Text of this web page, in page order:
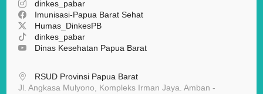
dinkes_pabar
Imunisasi-Papua Barat Sehat
Humas_DinkesPB
dinkes_pabar
Dinas Kesehatan Papua Barat
RSUD Provinsi Papua Barat
Jl. Angkasa Mulyono, Kompleks Irman Jaya. Amban -